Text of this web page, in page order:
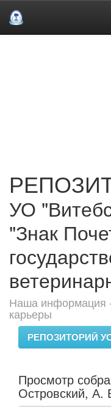
УО
"Знак
Наша информация
карьеры
РЕПОЗИТОРИЙ
Просмотр
Островский, А.